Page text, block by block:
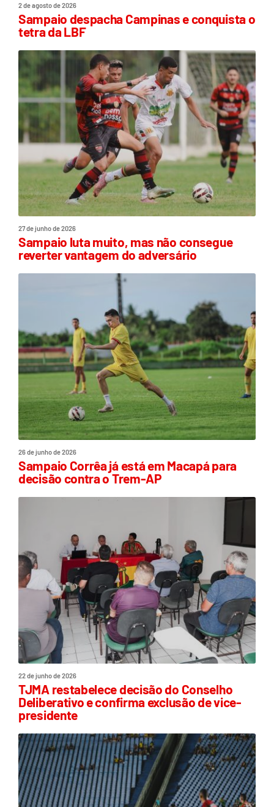
2 de agosto de 2026
Sampaio despacha Campinas e conquista o
tetra da LBF
27 de junho de 2026
Sampaio luta muito, mas não consegue
reverter vantagem do adversário
26 de junho de 2026
Sampaio Corrêa já está em Macapá para
decisão contra o Trem-AP
22 de junho de 2026
TJMA restabelece decisão do Conselho
Deliberativo e confirma exclusão de vice-
presidente